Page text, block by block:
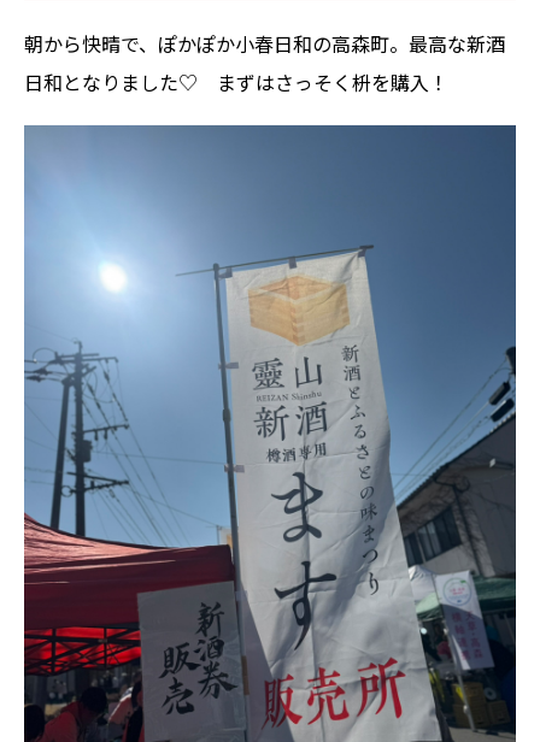
朝から快晴で、ぽかぽか小春日和の高森町。最高な新酒
日和となりました♡ まずはさっそく枡を購入！